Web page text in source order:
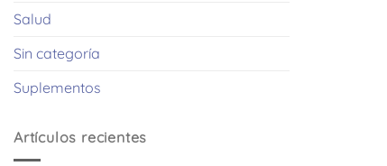
Salud
Sin categoría
Suplementos
Artículos recientes